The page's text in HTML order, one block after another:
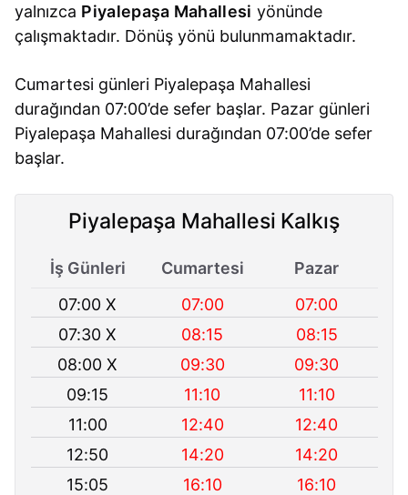
yalnızca Piyalepaşa Mahallesi yönünde
çalışmaktadır. Dönüş yönü bulunmamaktadır.
Cumartesi günleri Piyalepaşa Mahallesi
durağından 07:00’de sefer başlar. Pazar günleri
Piyalepaşa Mahallesi durağından 07:00’de sefer
başlar.
Piyalepaşa Mahallesi Kalkış
İş Günleri Cumartesi
Pazar
07:00 X
07:00
07:00
07:30 X
08:15
08:15
08:00 X
09:30
09:30
09:15
11:10
11:10
11:00
12:40
12:40
12:50
14:20
14:20
15:05
16:10
16:10